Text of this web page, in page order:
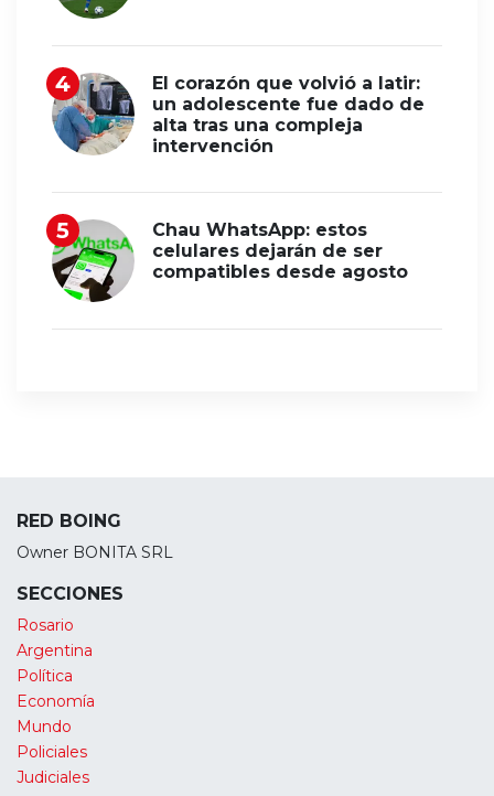
El corazón que volvió a latir:
un adolescente fue dado de
alta tras una compleja
intervención
Chau WhatsApp: estos
celulares dejarán de ser
compatibles desde agosto
RED BOING
Owner BONITA SRL
SECCIONES
Rosario
Argentina
Política
Economía
Mundo
Policiales
Judiciales